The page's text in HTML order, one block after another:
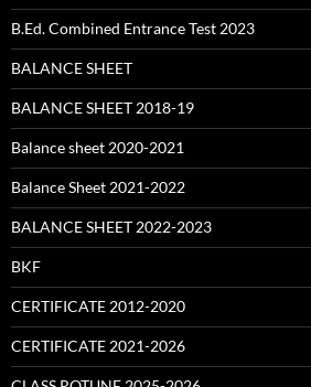
B.Ed. Combined Entrance Test 2023
BALANCE SHEET
BALANCE SHEET 2018-19
Balance sheet 2020-2021
Balance Sheet 2021-2022
BALANCE SHEET 2022-2023
BKF
CERTIFICATE 2012-2020
CERTIFICATE 2021-2026